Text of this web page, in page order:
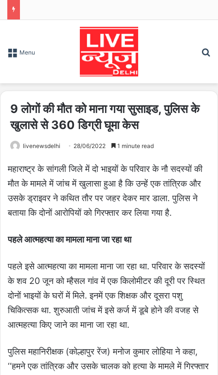
Menu
9 लोगों की मौत को माना गया सुसाइड, पुलिस के
खुलासे से 360 डिग्री घूमा केस
livenewsdelhi 28/06/2022 1 minute read
महाराष्ट्र के सांगली जिले में दो भाइयों के परिवार के नौ सदस्यों की
मौत के मामले में जांच में खुलासा हुआ है कि उन्हें एक तांत्रिक और
उसके ड्राइवर ने कथित तौर पर जहर देकर मार डाला. पुलिस ने
बताया कि दोनों आरोपियों को गिरफ्तार कर लिया गया है.
पहले आत्महत्या का मामला माना जा रहा था
पहले इसे आत्महत्या का मामला माना जा रहा था. परिवार के सदस्यों
के शव 20 जून को म्हैसल गांव में एक किलोमीटर की दूरी पर स्थित
दोनों भाइयों के घरों में मिले. इनमें एक शिक्षक और दूसरा पशु
चिकित्सक था. शुरुआती जांच में इसे कर्ज में डूबे होने की वजह से
आत्महत्या किए जाने का माना जा रहा था.
पुलिस महानिरीक्षक (कोल्हापुर रेंज) मनोज कुमार लोहिया ने कहा,
‘‘हमने एक तांत्रिक और उसके चालक को हत्या के मामले में गिरफ्तार